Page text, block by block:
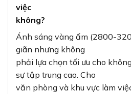
việc
không?
Ánh sáng vàng ấm (2800-
giãn nhưng không
phải lựa chọn tối ưu cho
sự tập trung cao. Cho
văn phòng và khu vực làm